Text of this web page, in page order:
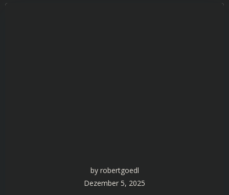
by robertgoedl
Dezember 5, 2025